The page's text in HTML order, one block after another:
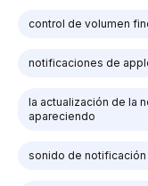
control de volumen
notificaciones de
la actualización de la
apareciendo
sonido de